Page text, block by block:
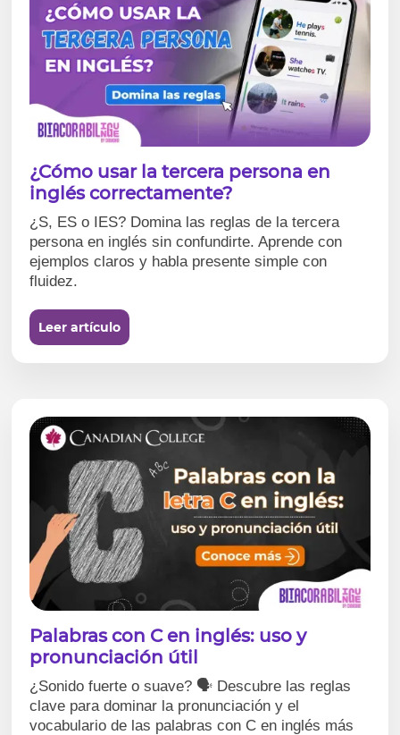
¿Cómo usar la tercera persona en
inglés correctamente?
¿S, ES o IES? Domina las reglas de la tercera
persona en inglés sin confundirte. Aprende con
ejemplos claros y habla presente simple con
fluidez.
Leer artículo
Palabras con C en inglés: uso y
pronunciación útil
¿Sonido fuerte o suave? 🗣️ Descubre las reglas
clave para dominar la pronunciación y el
vocabulario de las palabras con C en inglés más